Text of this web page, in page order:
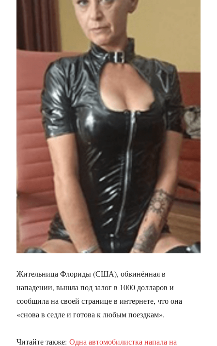
Жительница Флориды (США), обвинённая в
нападении, вышла под залог в 1000 долларов и
сообщила на своей странице в интернете, что она
«снова в седле и готова к любым поездкам».
Читайте также:Одна автомобилистка напала на